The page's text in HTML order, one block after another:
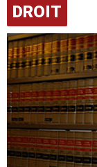
DROIT